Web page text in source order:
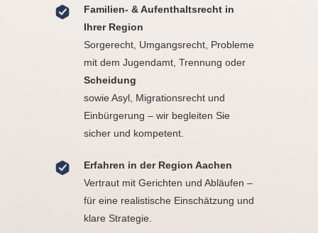
Familien- & Aufenthaltsrecht in
Ihrer Region
Sorgerecht, Umgangsrecht, Probleme
mit dem Jugendamt, Trennung oder
Scheidung
sowie Asyl, Migrationsrecht und
Einbürgerung – wir begleiten Sie
sicher und kompetent.
Erfahren in der Region Aachen
Vertraut mit Gerichten und Abläufen –
für eine realistische Einschätzung und
klare Strategie.